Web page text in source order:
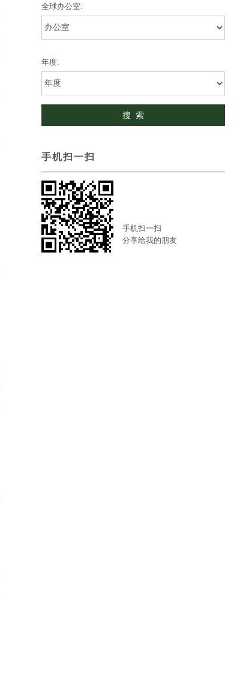
全球办公室:
年度:
手机扫一扫
手机扫一扫
分享给我的朋友